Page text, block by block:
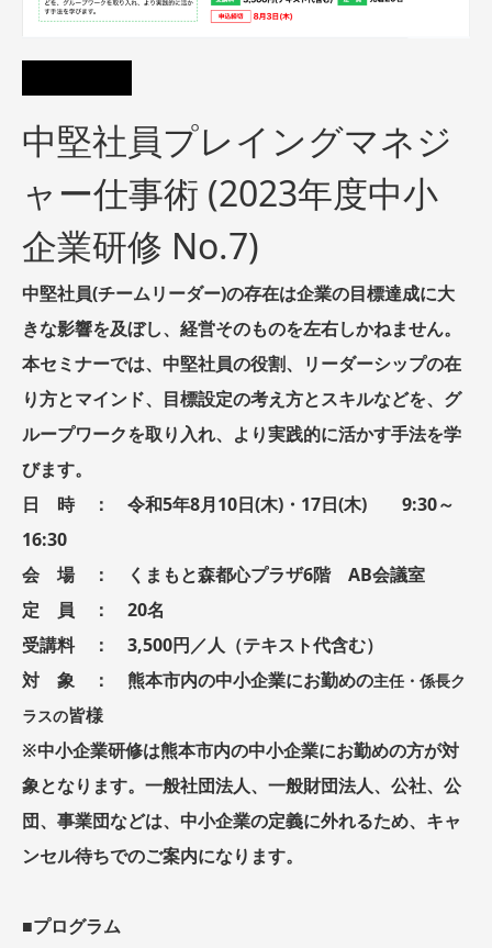
中堅社員プレイングマネジ
ャー仕事術 (2023年度中小
企業研修 No.7)
中堅社員(チームリーダー)の存在は企業の目標達成に大
きな影響を及ぼし、経営そのものを左右しかねません。
本セミナーでは、中堅社員の役割、リーダーシップの在
り方とマインド、目標設定の考え方とスキルなどを、グ
ループワークを取り入れ、より実践的に活かす手法を学
びます。
日 時 ： 令和5年8月10日(木)・17日(木) 9:30～
16:30
会 場 ： くまもと森都心プラザ6階 AB会議室
定 員 ： 20名
受講料 ： 3,500円／人（テキスト代含む）
対 象 ： 熊本市内の中小企業にお勤めの主任・係長ク
ラスの皆様
※中小企業研修は熊本市内の中小企業にお勤めの方が対
象となります。一般社団法人、一般財団法人、公社、公
団、事業団などは、中小企業の定義に外れるため、キャ
ンセル待ちでのご案内になります。
■プログラム